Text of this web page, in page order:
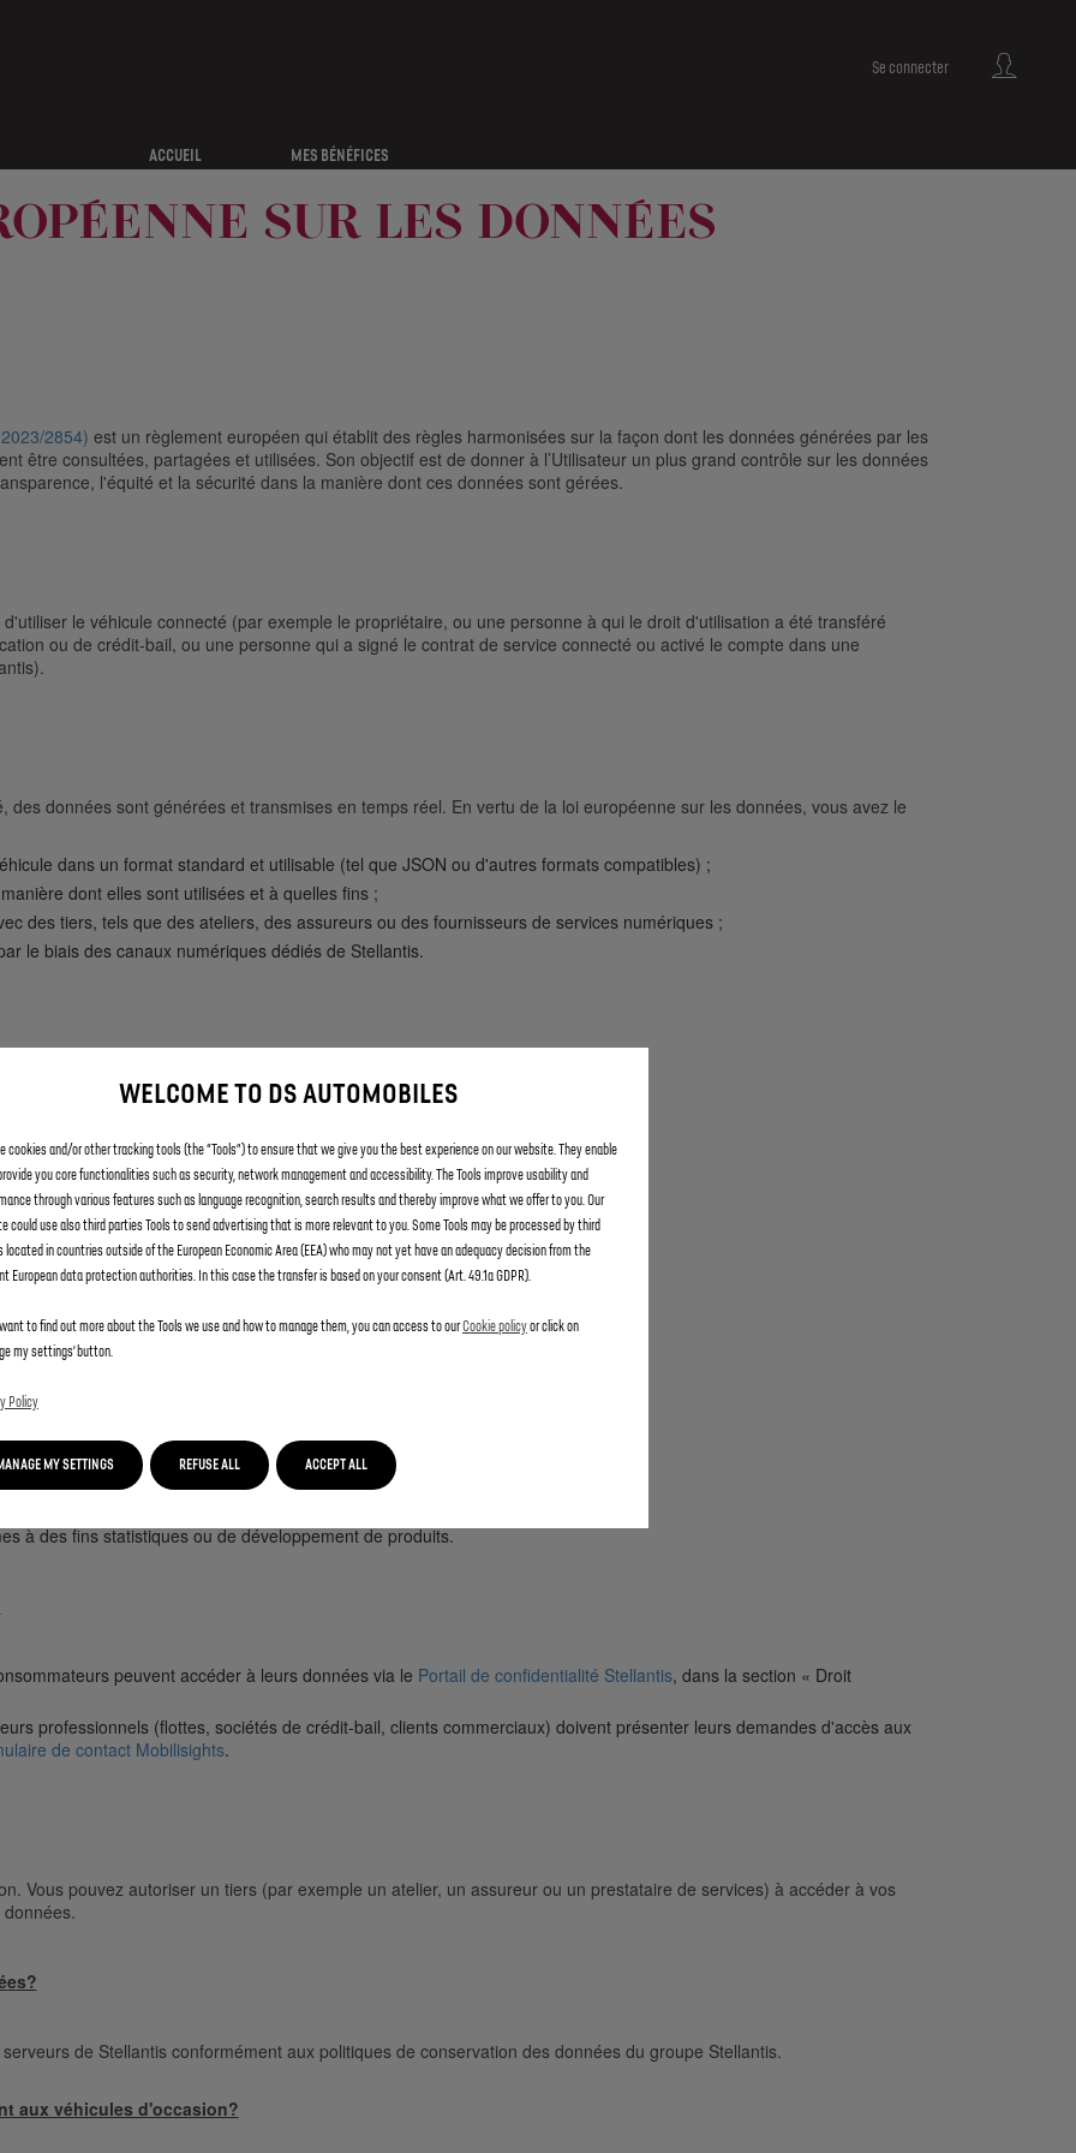
Se connecter
ACCUEIL MES BÉNÉFICES
SUR LES DONNÉES
2854) est un règlement européen qui établit des règles harmonisées sur la façon dont les données générées par les
être consultées, partagées et utilisées. Son objectif est de donner à l’Utilisateur un plus grand contrôle sur les données
l'équité et la sécurité dans la manière dont ces données sont gérées.
le véhicule connecté (par exemple le propriétaire, ou une personne à qui le droit d'utilisation a été transféré
ou de crédit-bail, ou une personne qui a signé le contrat de service connecté ou activé le compte dans une
des données sont générées et transmises en temps réel. En vertu de la loi européenne sur les données, vous avez le
dans un format standard et utilisable (tel que JSON ou d'autres formats compatibles) ;
dont elles sont utilisées et à quelles fins ;
des tiers, tels que des ateliers, des assureurs ou des fournisseurs de services numériques ;
le biais des canaux numériques dédiés de Stellantis.
dispositif embarqué peut recueillir et transmettre :
niveau d'huile, codes d'erreur ;
temps de conduite, utilisation des systèmes ADAS ;
activé ;
vocales, utilisation des services connectés ;
détectés.
du véhicule connecté.
dans le but de :
activez ;
et des services ;
à des fins statistiques ou de développement de produits.
peuvent accéder à leurs données via le Portail de confidentialité Stellantis, dans la section « Droit
professionnels (flottes, sociétés de crédit-bail, clients commerciaux) doivent présenter leurs demandes d'accès aux
de contact Mobilisights.
Vous pouvez autoriser un tiers (par exemple un atelier, un assureur ou un prestataire de services) à accéder à vos
de Stellantis conformément aux politiques de conservation des données du groupe Stellantis.
aux véhicules d'occasion?
WELCOME TO DS AUTOMOBILES
cookies and/or other tracking tools (the “Tools”) to ensure that we give you the best experience on our website. They enable
you core functionalities such as security, network management and accessibility. The Tools improve usability and
through various features such as language recognition, search results and thereby improve what we offer to you. Our
could use also third parties Tools to send advertising that is more relevant to you. Some Tools may be processed by third
located in countries outside of the European Economic Area (EEA) who may not yet have an adequacy decision from the
European data protection authorities. In this case the transfer is based on your consent (Art. 49.1a GDPR).
to find out more about the Tools we use and how to manage them, you can access to ourCookie policyor click on
my settings’ button.
Policy
MANAGE MY SETTINGS ACCEPT ALL
REFUSE ALL